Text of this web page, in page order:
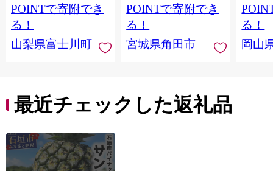
房） フルーツ 山梨県
産 果物 くだもの シャ
イン マスカット ぶど
う ブドウ 葡萄 大粒 種
POINTで寄附でき
る！
山梨県富士川町
【先行予約（2026年発
送分）】
POINTで寄附でき
る！
宮城県角田市
ト 果
ーチ
限定
momo
る！
岡山
最近チェックした返礼品